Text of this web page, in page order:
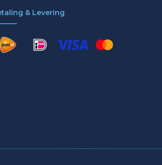
& Levering